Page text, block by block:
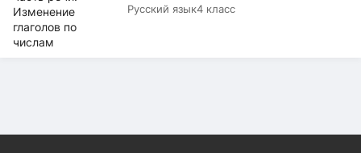
Русский язык4 класс